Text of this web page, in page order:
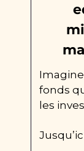
fonds
les